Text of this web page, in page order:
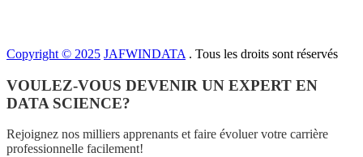
Copyright © 2025 JAFWINDATA . Tous les droits sont réservés
VOULEZ-VOUS DEVENIR UN EXPERT EN
DATA SCIENCE?
Rejoignez nos milliers apprenants et faire évoluer votre carrière
professionnelle facilement!